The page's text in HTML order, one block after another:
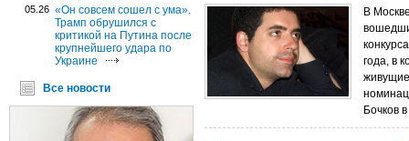
05.26 «Он совсем сошел с ума».
Трамп обрушился с
критикой на Путина после
крупнейшего удара по
Украине
Все новости
В
года, в
Бочков